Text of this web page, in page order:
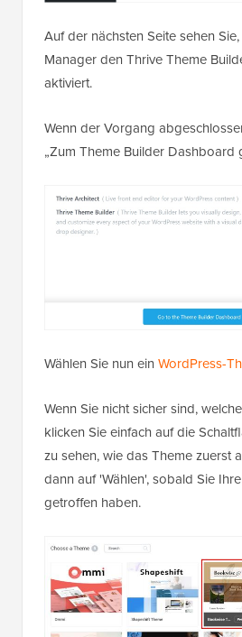
Auf der nächsten Seite sehen
Manager den Thrive Theme
aktiviert.
Wenn der Vorgang
„Zum Theme Builder Dashboard
Wählen Sie nun ein WordPress-
Wenn Sie nicht sicher sind,
klicken Sie einfach auf die
zu sehen, wie das Theme zuerst
dann auf 'Wählen', sobald Sie
getroffen haben.